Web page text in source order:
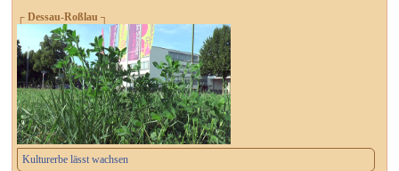
┌ Dessau-Roßlau ┐
Kulturerbe lässt wachsen